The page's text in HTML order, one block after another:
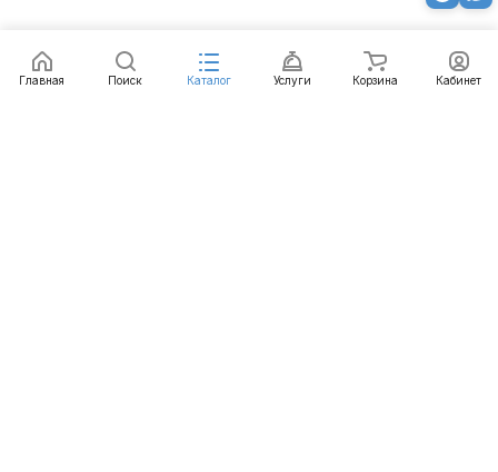
Главная Поиск Каталог Услуги Корзина Кабинет